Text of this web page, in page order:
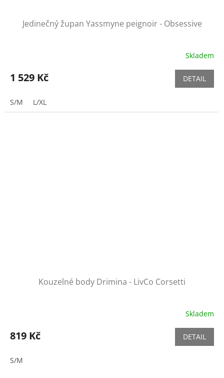
Jedinečný župan Yassmyne peignoir - Obsessive
Skladem
1 529 Kč DETAIL
S/M L/XL
Kouzelné body Drimina - LivCo Corsetti
Skladem
819 Kč DETAIL
S/M